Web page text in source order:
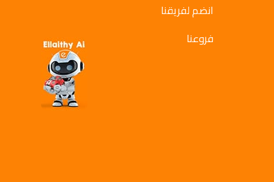
انضم لفريقنا
فروعنا